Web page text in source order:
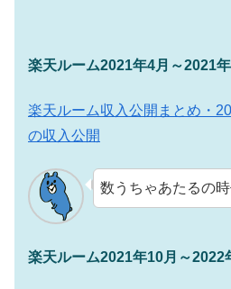
楽天ルーム2021年4月～2021
楽天ルーム収入公開まとめ・
の収入公開
数うちゃあたるの
楽天ルーム2021年10月～2022